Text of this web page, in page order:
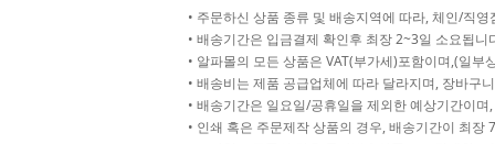
• 주문하신 상품 종류 및 배송지역에 따라, 체인/직
• 배송기간은 입금결제 확인후 최장 2~3일 소요됩
• 알파몰의 모든 상품은 VAT(부가세)포함이며,(일
• 배송비는 제품 공급업체에 따라 달라지며, 장바구
• 배송기간은 일요일/공휴일을 제외한 예상기간이
• 인쇄 혹은 주문제작 상품의 경우, 배송기간이 최장